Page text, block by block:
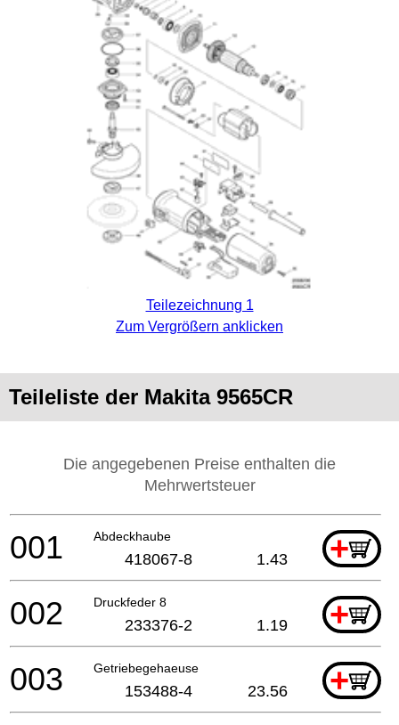
Teilezeichnung 1
Zum Vergrößern anklicken
Teileliste der Makita 9565CR
Die angegebenen Preise enthalten die
Mehrwertsteuer
Abdeckhaube +
001 418067-8 1.43
Druckfeder 8 +
002 233376-2 1.19
Getriebegehaeuse +
003 153488-4 23.56